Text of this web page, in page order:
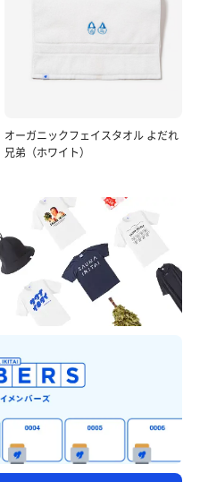
オーガニックフェイスタオル よだれ
兄弟（ホワイト）